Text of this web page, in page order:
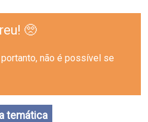
🥺
não é possível se
temática